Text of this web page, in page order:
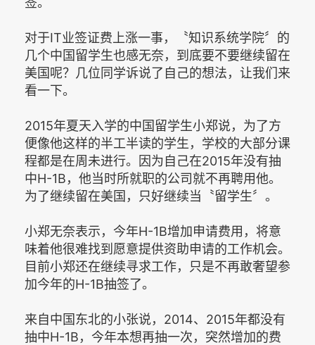
对于IT业签证费上涨一事，〝知识系统学院〞的
几个中国留学生也感无奈，到底要不要继续留在
美国呢？几位同学诉说了自己的想法，让我们来
看一下。
2015年夏天入学的中国留学生小郑说，为了方
便像他这样的半工半读的学生，学校的大部分课
程都是在周未进行。因为自己在2015年没有抽
中H-1B，他当时所就职的公司就不再聘用他。
为了继续留在美国，只好继续当〝留学生〞。
小郑无奈表示，今年H-1B增加申请费用，将意
味着他很难找到愿意提供资助申请的工作机会。
目前小郑还在继续寻求工作，只是不再敢奢望参
加今年的H-1B抽签了。
来自中国东北的小张说，2014、2015年都没有
抽中H-1B，今年本想再抽一次，突然增加的费